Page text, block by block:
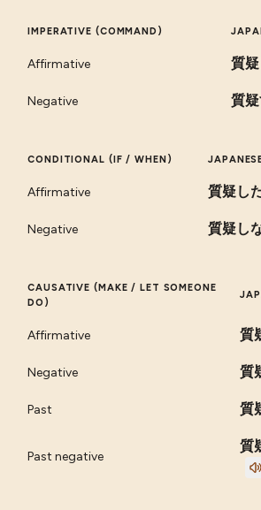
IMPERATIVE (COMMAND)
Affirmative 質
Negative 質
CONDITIONAL (IF / WHEN)
Affirmative 質疑し
Negative 質疑し
CAUSATIVE (MAKE / LET SOMEONE
DO)
Affirmative 質
Negative 質
Past 質
Past negative
質